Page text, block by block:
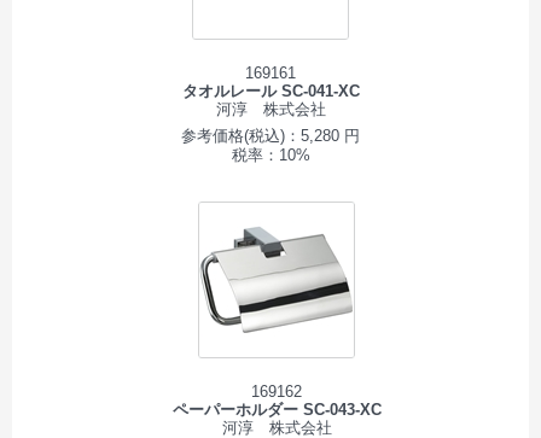
169161
タオルレール SC-041-XC
河淳 株式会社
参考価格(税込)：5,280 円
税率：10%
169162
ペーパーホルダー SC-043-XC
河淳 株式会社